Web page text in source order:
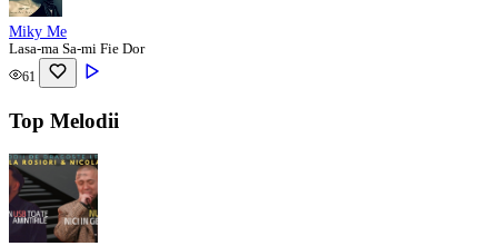
Miky Me
Lasa-ma Sa-mi Fie Dor
61
Top Melodii